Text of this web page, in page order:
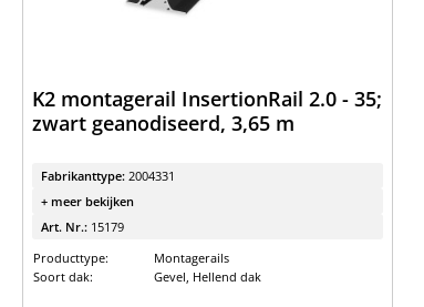
K2 montagerail InsertionRail 2.0 - 35;
zwart geanodiseerd, 3,65 m
Fabrikanttype: 2004331
+ meer bekijken
Art. Nr.: 15179
Producttype:
Montagerails
Soort dak:
Gevel, Hellend dak